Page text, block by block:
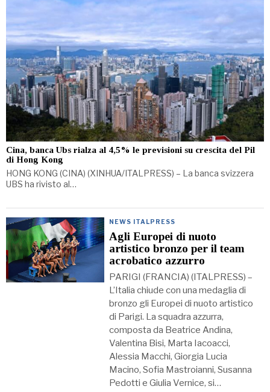
Cina, banca Ubs rialza al 4,5% le previsioni su crescita del Pil
di Hong Kong
HONG KONG (CINA) (XINHUA/ITALPRESS) – La banca svizzera
UBS ha rivisto al…
NEWS ITALPRESS
Agli Europei di nuoto
artistico bronzo per il team
acrobatico azzurro
PARIGI (FRANCIA) (ITALPRESS) –
L’Italia chiude con una medaglia di
bronzo gli Europei di nuoto artistico
di Parigi. La squadra azzurra,
composta da Beatrice Andina,
Valentina Bisi, Marta Iacoacci,
Alessia Macchi, Giorgia Lucia
Macino, Sofia Mastroianni, Susanna
Pedotti e Giulia Vernice, si…